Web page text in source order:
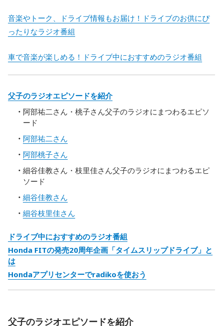
音楽やトーク、ドライブ情報もお届け！ドライブのお供にぴ
ったりなラジオ番組
車で音楽が楽しめる！ドライブ中におすすめのラジオ番組
父子のラジオエピソードを紹介
阿部祐二さん・桃子さん父子のラジオにまつわるエピソ
ード
阿部祐二さん
阿部桃子さん
細谷佳教さん・枝里佳さん父子のラジオにまつわるエピ
ソード
細谷佳教さん
細谷枝里佳さん
ドライブ中におすすめのラジオ番組
Honda FITの発売20周年企画「タイムスリップドライブ」と
は
Hondaアプリセンターでradikoを使おう
父子のラジオエピソードを紹介